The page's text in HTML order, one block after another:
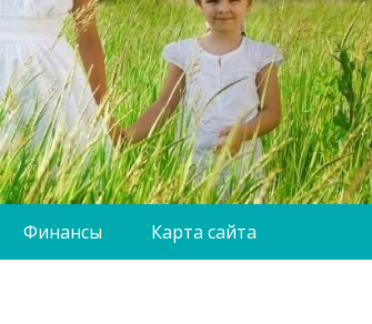
Финансы Карта сайта